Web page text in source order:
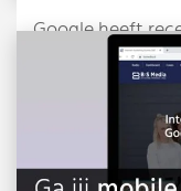
Google heeft
voor Google
beheren van […]